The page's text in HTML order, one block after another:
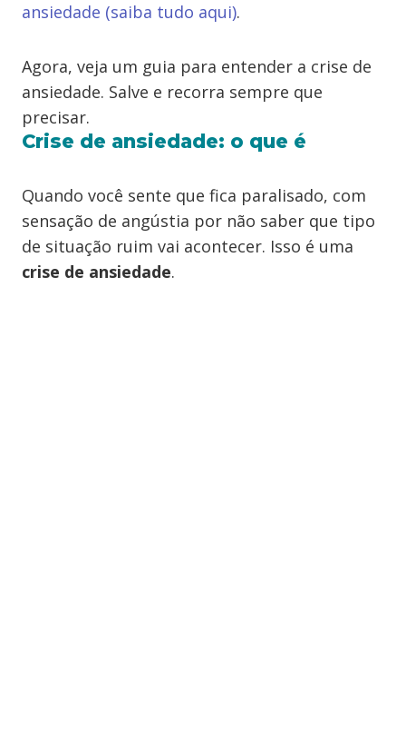
ansiedade (saiba tudo aqui).
Agora, veja um guia para entender a crise de
ansiedade. Salve e recorra sempre que
precisar.
Crise de ansiedade: o que é
Quando você sente que fica paralisado, com
sensação de angústia por não saber que tipo
de situação ruim vai acontecer. Isso é uma
crise de ansiedade.